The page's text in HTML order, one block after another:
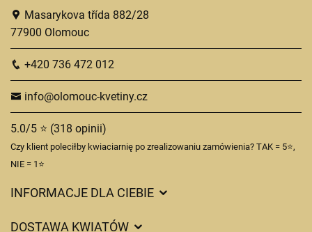
Masarykova třída 882/28
77900 Olomouc
+420 736 472 012
info@olomouc-kvetiny.cz
5.0/5 ⭐ (318 opinii)
Czy klient poleciłby kwiaciarnię po zrealizowaniu zamówienia? TAK = 5⭐,
NIE = 1⭐
INFORMACJE DLA CIEBIE
DOSTAWA KWIATÓW